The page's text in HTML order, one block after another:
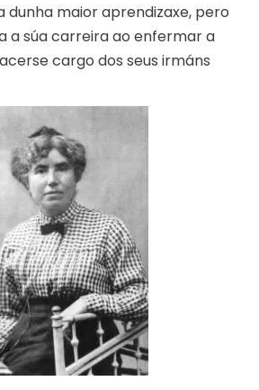
dunha maior aprendizaxe, pero
a súa carreira ao enfermar a
cargo dos seus irmáns